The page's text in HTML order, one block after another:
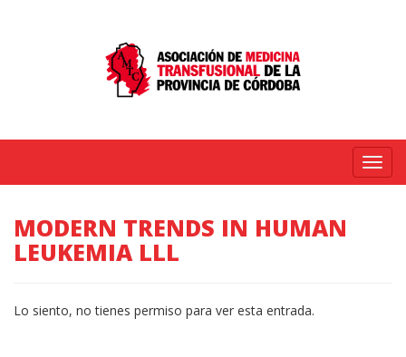
Menú
MODERN TRENDS IN HUMAN
LEUKEMIA LLL
Lo siento, no tienes permiso para ver esta entrada.